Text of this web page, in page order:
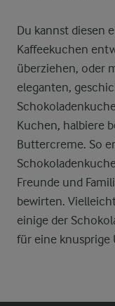
Du kannst diesen
Kaffeekuchen
überziehen, oder
eleganten,
Kuchen, halbiere
Buttercreme. So
Freunde und
bewirten.
einige der
für eine knusprige